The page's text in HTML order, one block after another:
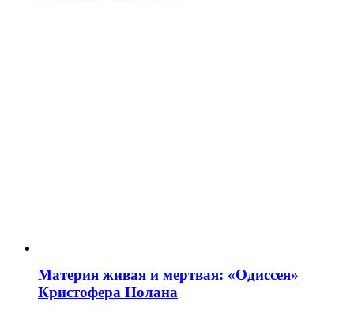
Материя живая и мертвая: «Одиссея»
Кристофера Нолана